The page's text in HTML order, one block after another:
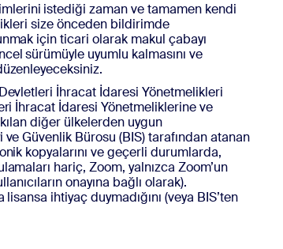
istediği zaman ve tamamen kendi
size önceden bildirimde
için ticari olarak makul çabayı
sürümüyle uyumlu kalmasını ve
İhracat İdaresi Yönetmelikleri
İhracat İdaresi Yönetmeliklerine ve
diğer ülkelerden uygun
Güvenlik Bürosu (BIS) tarafından atanan
kopyalarını ve geçerli durumlarda,
hariç, Zoom, yalnızca Zoom’un
onayına bağlı olarak).
ihtiyaç duymadığını (veya BIS’ten